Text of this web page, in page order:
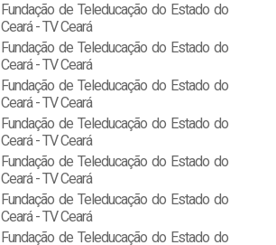
Fundação de Teleducação do Estado do
Ceará - TV Ceará
Fundação de Teleducação do Estado do
Ceará - TV Ceará
Fundação de Teleducação do Estado do
Ceará - TV Ceará
Fundação de Teleducação do Estado do
Ceará - TV Ceará
Fundação de Teleducação do Estado do
Ceará - TV Ceará
Fundação de Teleducação do Estado do
Ceará - TV Ceará
Fundação de Teleducação do Estado do